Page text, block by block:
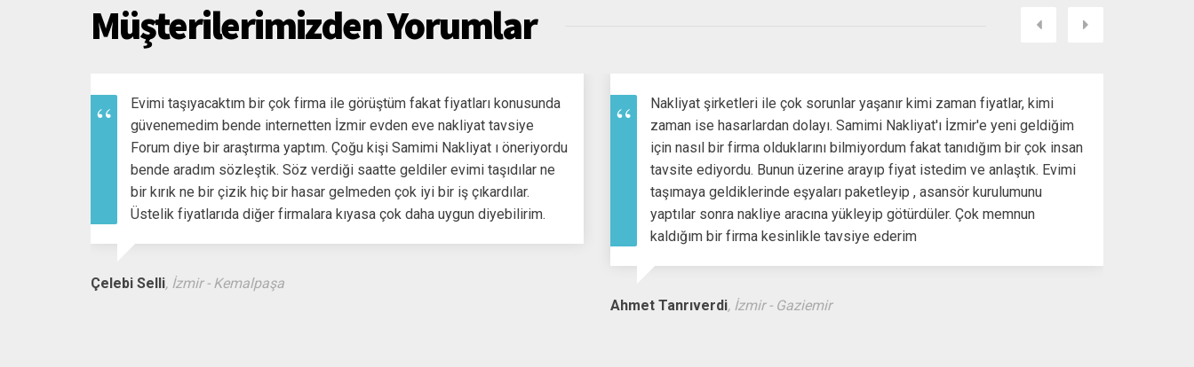
Müşterilerimizden Yorumlar SonrakiÖnceki
Evimi taşıyacaktım bir çok firma ile görüştüm fakat fiyatları konusunda
güvenemedim bende internetten İzmir evden eve nakliyat tavsiye
Forum diye bir araştırma yaptım. Çoğu kişi Samimi Nakliyat ı öneriyordu
bende aradım sözleştik. Söz verdiği saatte geldiler evimi taşıdılar ne
bir kırık ne bir çizik hiç bir hasar gelmeden çok iyi bir iş çıkardılar.
Üstelik fiyatlarıda diğer firmalara kıyasa çok daha uygun diyebilirim.
Çelebi Selli, İzmir - Kemalpaşa
Nakliyat şirketleri ile çok sorunlar yaşanır kimi zaman fiyatlar, kimi
zaman ise hasarlardan dolayı. Samimi Nakliyat'ı İzmir'e yeni geldiğim
için nasıl bir firma olduklarını bilmiyordum fakat tanıdığım bir çok insan
tavsite ediyordu. Bunun üzerine arayıp fiyat istedim ve anlaştık. Evimi
taşımaya geldiklerinde eşyaları paketleyip , asansör kurulumunu
yaptılar sonra nakliye aracına yükleyip götürdüler. Çok memnun
kaldığım bir firma kesinlikle tavsiye ederim
Ahmet Tanrıverdi, İzmir - Gaziemir